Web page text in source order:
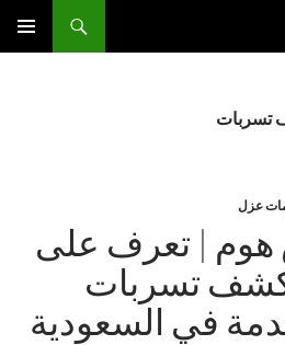
تسربات
عزل
هوم | تعرف على
تسربات
في السعودية